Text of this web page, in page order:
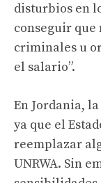
disturbios en
conseguir que
criminales u
el salario”.
En Jordania,
ya que el
reemplazar
UNRWA. Sin